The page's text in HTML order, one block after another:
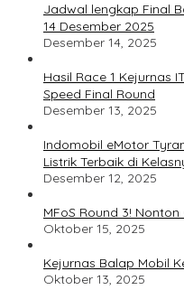
Jadwal lengkap Final
14 Desember 2025
Desember 14, 2025
Hasil Race 1 Kejurnas
Speed Final Round
Desember 13, 2025
Indomobil eMotor
Listrik Terbaik di
Desember 12, 2025
MFoS Round 3!
Oktober 15, 2025
Kejurnas Balap Mobil
Oktober 13, 2025